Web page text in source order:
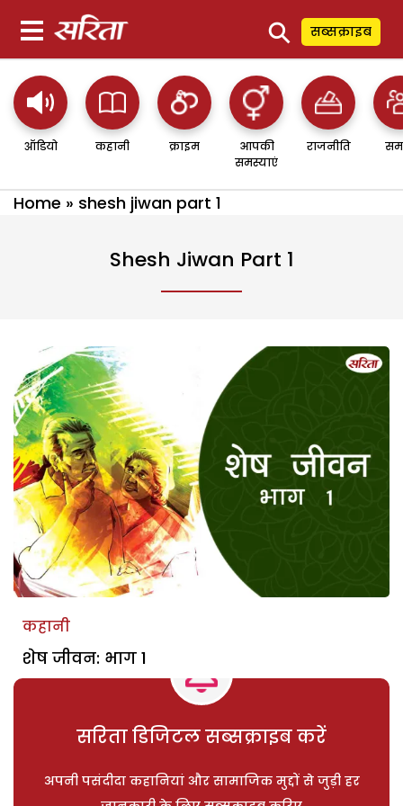
⚲ सब्सक्राइब
ऑडियो कहानी क्राइम
आपकी
समस्याएं
राजनीति
Home » shesh jiwan part 1
Shesh Jiwan Part 1
कहानी
शेष जीवन: भाग 1
सरिता डिजिटल सब्सक्राइब करें
अपनी पसंदीदा कहानियां और सामाजिक मुद्दों से जुड़ी हर